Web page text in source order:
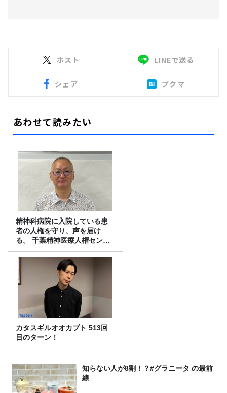
ポスト LINEで送る
シェア ブクマ
あわせて読みたい
精神科病院に入院している患
者の人権を守り、声を届け
る。 千葉精神医療人権センタ
ーの取り組み
カタスギルオオカブト 513回
目のターン！
知らない人が8割！？#グラニータ の最前
線